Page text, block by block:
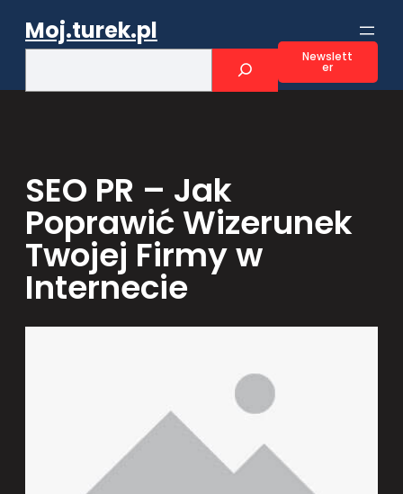
Moj.turek.pl
h
Newslett
er
SEO PR – Jak
Poprawić Wizerunek
Twojej Firmy w
Internecie